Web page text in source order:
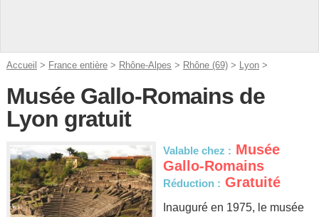
Accueil > France entière> Rhône-Alpes > Rhône (69)> Lyon>
Musée Gallo-Romains de
Lyon gratuit
Valable chez : Musée
Gallo-Romains
Réduction : Gratuité
Inauguré en 1975, le musée